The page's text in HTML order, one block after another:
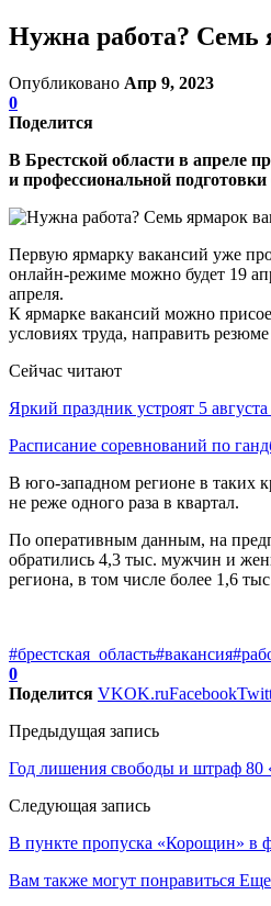
Нужна работа? Семь
Опубликовано Апр 9, 2023
0
Поделится
В Брестской области в апреле
и профессиональной
Первую ярмарку вакансий уже
онлайн-режиме можно будет 19
апреля.
К ярмарке вакансий можно
условиях труда, направить
Сейчас читают
Яркий праздник устроят 5
Расписание соревнований по
В юго-западном регионе в таких
не реже одного раза в квартал.
По оперативным данным, на
обратились 4,3 тыс. мужчин и
региона, в том числе более 1,6
#брестская_область#вакансия
0
Поделится VKOK.ruFacebook
Предыдущая запись
Год лишения свободы и штраф 80
Следующая запись
В пункте пропуска «Корощин» в
Вам также могут понравиться Еще